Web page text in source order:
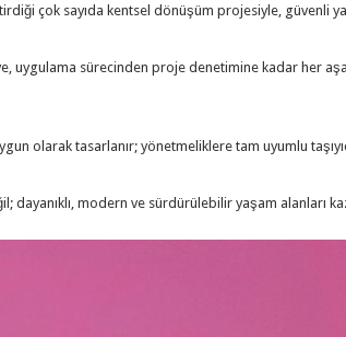
çok sayıda kentsel dönüşüm projesiyle, güvenli
uygulama sürecinden proje denetimine kadar her
olarak tasarlanır; yönetmeliklere tam uyumlu
dayanıklı, modern ve sürdürülebilir yaşam alanları